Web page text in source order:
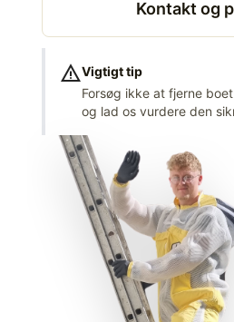
Kontakt og
warningVigtigt tip
Forsøg ikke at fjerne
og lad os vurdere den